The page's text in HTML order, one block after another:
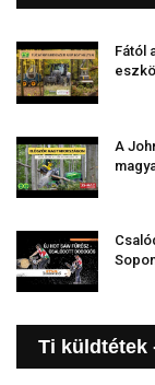
Fától
A
Ti küldtétek